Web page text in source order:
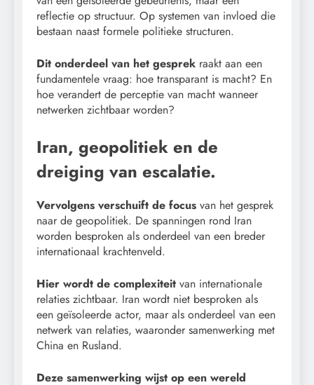
reflectie op structuur. Op systemen van invloed die
bestaan naast formele politieke structuren.
Dit onderdeel van het gesprek raakt aan een
fundamentele vraag: hoe transparant is macht? En
hoe verandert de perceptie van macht wanneer
netwerken zichtbaar worden?
Iran, geopolitiek en de
dreiging van escalatie.
Vervolgens verschuift de focus van het gesprek
naar de geopolitiek. De spanningen rond Iran
worden besproken als onderdeel van een breder
internationaal krachtenveld.
Hier wordt de complexiteit van internationale
relaties zichtbaar. Iran wordt niet besproken als
een geïsoleerde actor, maar als onderdeel van een
netwerk van relaties, waaronder samenwerking met
China en Rusland.
Deze samenwerking wijst op een wereld